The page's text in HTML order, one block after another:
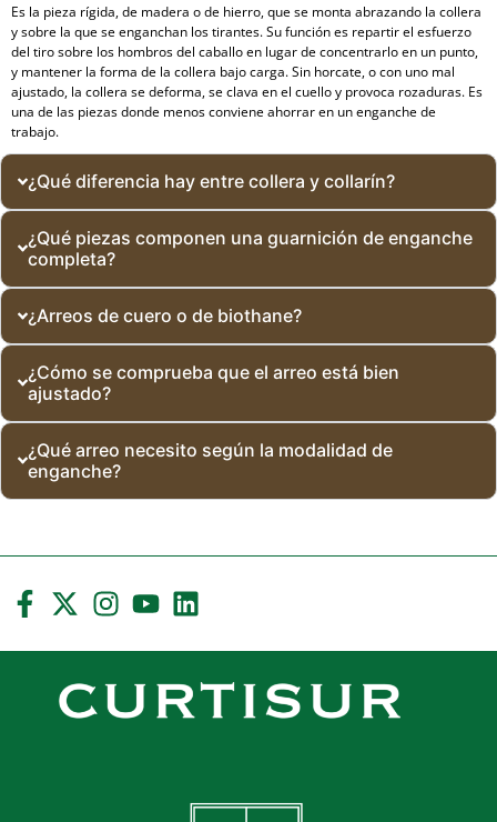
Es la pieza rígida, de madera o de hierro, que se monta abrazando la collera
y sobre la que se enganchan los tirantes. Su función es repartir el esfuerzo
del tiro sobre los hombros del caballo en lugar de concentrarlo en un punto,
y mantener la forma de la collera bajo carga. Sin horcate, o con uno mal
ajustado, la collera se deforma, se clava en el cuello y provoca rozaduras. Es
una de las piezas donde menos conviene ahorrar en un enganche de
trabajo.
¿Qué diferencia hay entre collera y collarín?
¿Qué piezas componen una guarnición de enganche
completa?
¿Arreos de cuero o de biothane?
¿Cómo se comprueba que el arreo está bien
ajustado?
¿Qué arreo necesito según la modalidad de
enganche?